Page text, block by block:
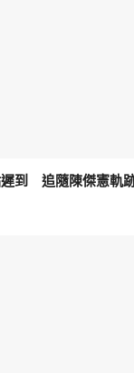
遲到 追隨陳傑憲軌